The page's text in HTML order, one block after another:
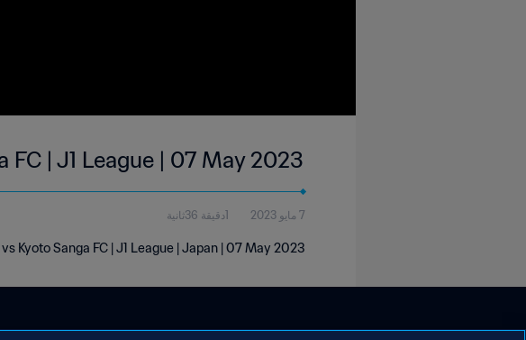
FC | J1 League | 07 May 2023
7 مايو 2023 1دقيقة 36ثانية
Kyoto Sanga FC | J1 League | Japan | 07 May 2023